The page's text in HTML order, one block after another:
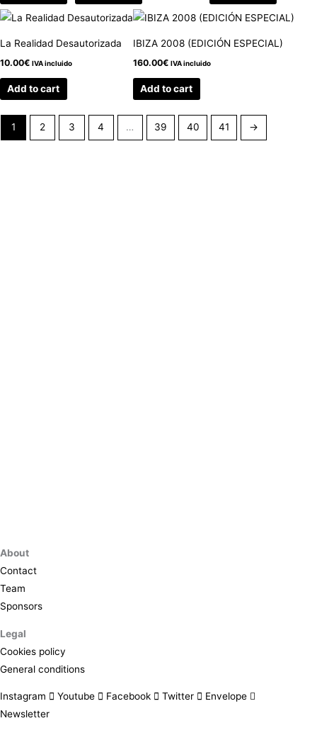
La Realidad Desautorizada
10.00€ IVA incluido
Add to cart
IBIZA 2008 (EDICIÓN ESPECIAL)
160.00€ IVA incluido
Add to cart
1 2 3 4 … 39 40 41 →
About
Contact
Team
Sponsors
Legal
Cookies policy
General conditions
Instagram Youtube Facebook Twitter
Envelope
Newsletter